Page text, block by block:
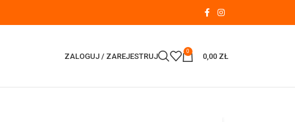
ZALOGUJ / ZAREJESTRUJ
0
0,00 ZŁ